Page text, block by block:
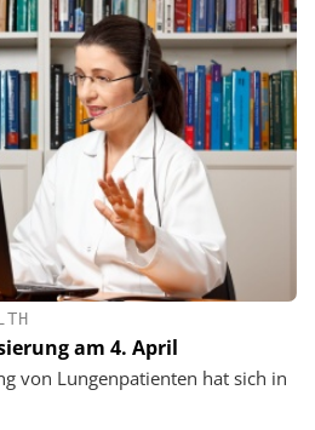
am 4. April
von Lungenpatienten hat sich in